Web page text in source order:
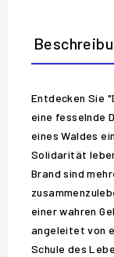
Entdecken Sie
eine fesselnde
eines Waldes
Solidarität
Brand sind
einer wahren
angeleitet von
Schule des